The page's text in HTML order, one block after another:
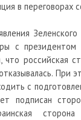
в переговорах
с
что российская
При
с
подписан